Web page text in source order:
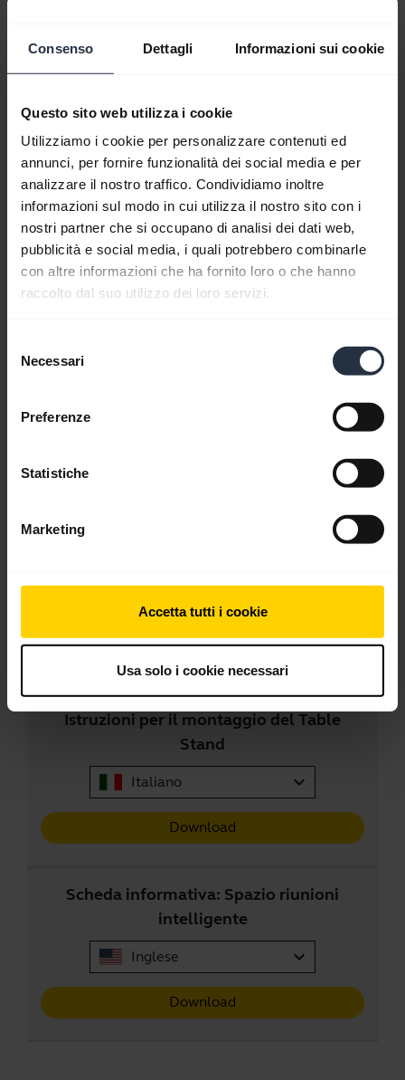
Consenso Dettagli Informazioni sui cookie
Questo sito web utilizza i cookie
Utilizziamo i cookie per personalizzare contenuti ed
annunci, per fornire funzionalità dei social media e per
analizzare il nostro traffico. Condividiamo inoltre
informazioni sul modo in cui utilizza il nostro sito con i
nostri partner che si occupano di analisi dei dati web,
pubblicità e social media, i quali potrebbero combinarle
con altre informazioni che ha fornito loro o che hanno
raccolto dal suo utilizzo dei loro servizi.
delNecessari
Preferenze
Statistiche
Marketing
Accetta tutti i cookie
Usa solo i cookie necessari
Download
Scheda informativa: Spazio riunioni
intelligente
Inglese expand_more
Download
PDF
Istruzioni per il montaggio del Table
Stand
Italiano expand_more
Download
Scheda informativa: Spazio riunioni
intelligente
Inglese expand_more
Download